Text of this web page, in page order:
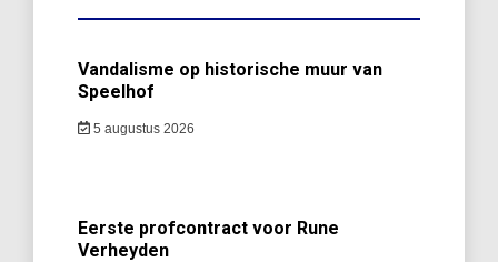
Vandalisme op historische muur van
Speelhof
5 augustus 2026
Eerste profcontract voor Rune
Verheyden